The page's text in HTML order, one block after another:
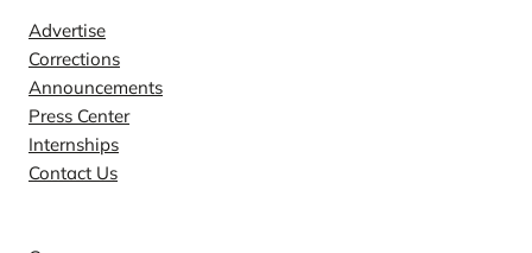
Advertise
Corrections
Announcements
Press Center
Internships
Contact Us